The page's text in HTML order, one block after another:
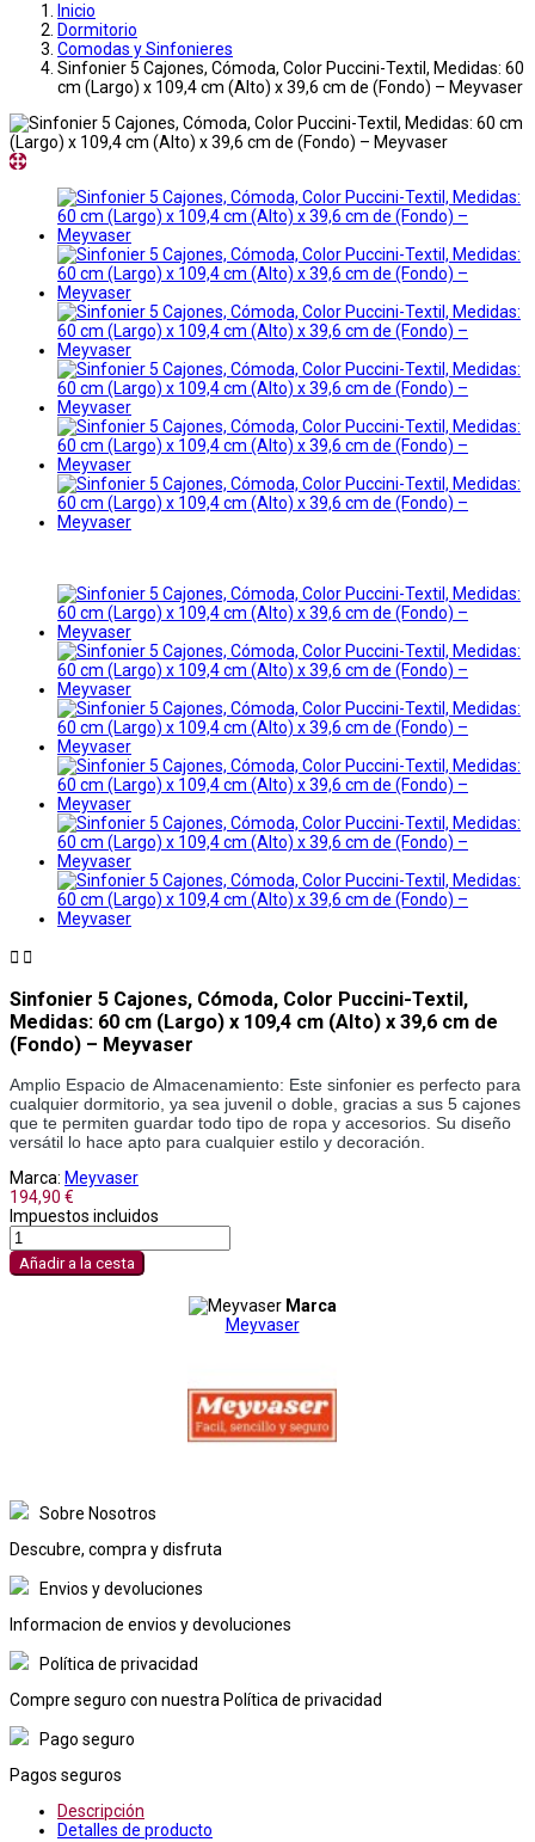
Inicio
Dormitorio
Comodas y Sinfonieres
Sinfonier 5 Cajones, Cómoda, Color Puccini-Textil, Medidas: 60
cm (Largo) x 109,4 cm (Alto) x 39,6 cm de (Fondo) – Meyvaser
 
Sinfonier 5 Cajones, Cómoda, Color Puccini-Textil,
Medidas: 60 cm (Largo) x 109,4 cm (Alto) x 39,6 cm de
(Fondo) – Meyvaser
Amplio Espacio de Almacenamiento: Este sinfonier es perfecto para
cualquier dormitorio, ya sea juvenil o doble, gracias a sus 5 cajones
que te permiten guardar todo tipo de ropa y accesorios. Su diseño
versátil lo hace apto para cualquier estilo y decoración.
Marca: Meyvaser
194,90 €
Impuestos incluidos
Añadir a la cesta
Marca
Meyvaser
Sobre Nosotros
Descubre, compra y disfruta
Envios y devoluciones
Informacion de envios y devoluciones
Política de privacidad
Compre seguro con nuestra Política de privacidad
Pago seguro
Pagos seguros
Descripción
Detalles de producto